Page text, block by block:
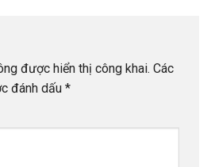
được hiển thị công khai. Các
đánh dấu *